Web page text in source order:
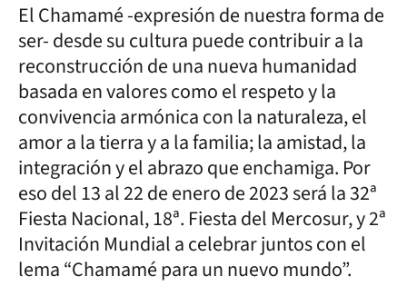
El Chamamé -expresión de nuestra forma de
ser- desde su cultura puede contribuir a la
reconstrucción de una nueva humanidad
basada en valores como el respeto y la
convivencia armónica con la naturaleza, el
amor a la tierra y a la familia; la amistad, la
integración y el abrazo que enchamiga. Por
eso del 13 al 22 de enero de 2023 será la 32ª
Fiesta Nacional, 18ª. Fiesta del Mercosur, y 2ª
Invitación Mundial a celebrar juntos con el
lema “Chamamé para un nuevo mundo”.